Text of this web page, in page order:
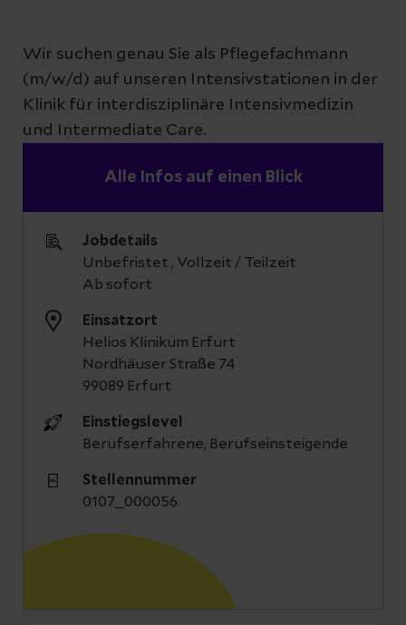
Wir suchen genau Sie als Pflegefachmann
(m/w/d) auf unseren Intensivstationen in der
Klinik für interdisziplinäre Intensivmedizin
und Intermediate Care.
Alle Infos auf einen Blick
Jobdetails
Unbefristet , Vollzeit / Teilzeit
Ab sofort
Einsatzort
Helios Klinikum Erfurt
Nordhäuser Straße 74
99089 Erfurt
Einstiegslevel
Berufserfahrene, Berufseinsteigende
Stellennummer
0107_000056